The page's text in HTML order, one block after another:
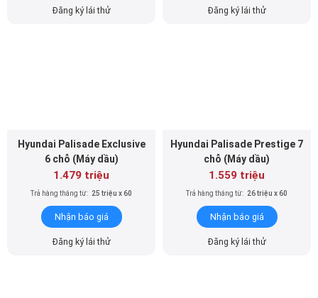
Đăng ký lái thử Đăng ký lái thử
Hyundai Palisade Exclusive
6 chỗ (Máy dầu)
1.479 triệu
Trả hàng tháng từ: 25 triệu x 60
Nhận báo giá
Đăng ký lái thử
Hyundai Palisade Prestige 7
chỗ (Máy dầu)
1.559 triệu
Trả hàng tháng từ: 26 triệu x 60
Nhận báo giá
Đăng ký lái thử